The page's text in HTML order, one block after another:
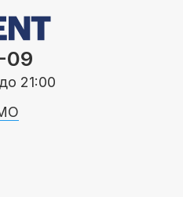
09
21:00